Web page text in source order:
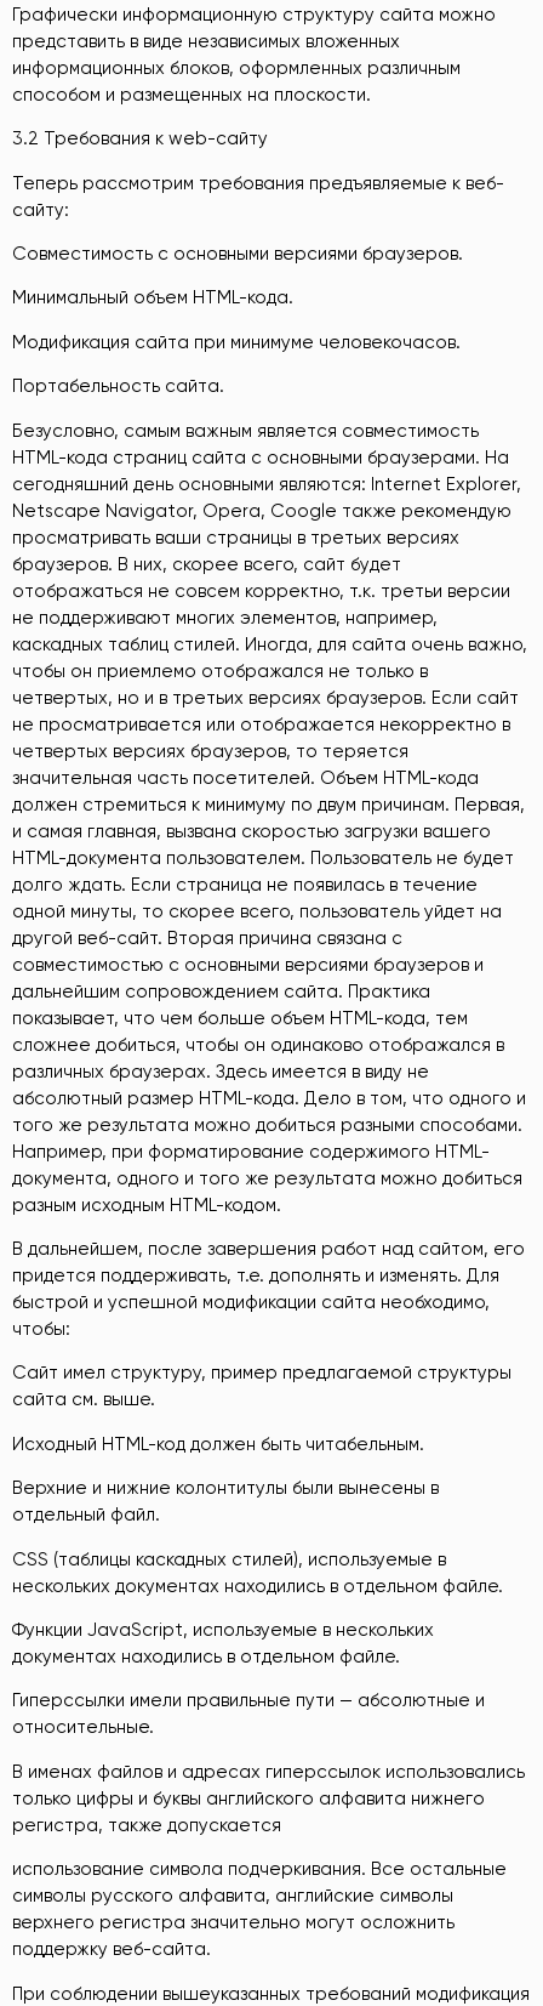
Графически информационную структуру сайта можно
представить в виде независимых вложенных
информационных блоков, оформленных различным
способом и размещенных на плоскости.
3.2 Требования к web-сайту
Теперь рассмотрим требования предъявляемые к веб-
сайту:
Совместимость с основными версиями браузеров.
Минимальный объем HTML-кода.
Модификация сайта при минимуме человекочасов.
Портабельность сайта.
Безусловно, самым важным является совместимость
HTML-кода страниц сайта с основными браузерами. На
сегодняшний день основными являются: Internet Explorer,
Netscape Navigator, Opera, Coogle также рекомендую
просматривать ваши страницы в третьих версиях
браузеров. В них, скорее всего, сайт будет
отображаться не совсем корректно, т.к. третьи версии
не поддерживают многих элементов, например,
каскадных таблиц стилей. Иногда, для сайта очень важно,
чтобы он приемлемо отображался не только в
четвертых, но и в третьих версиях браузеров. Если сайт
не просматривается или отображается некорректно в
четвертых версиях браузеров, то теряется
значительная часть посетителей. Объем HTML-кода
должен стремиться к минимуму по двум причинам. Первая,
и самая главная, вызвана скоростью загрузки вашего
HTML-документа пользователем. Пользователь не будет
долго ждать. Если страница не появилась в течение
одной минуты, то скорее всего, пользователь уйдет на
другой веб-сайт. Вторая причина связана с
совместимостью с основными версиями браузеров и
дальнейшим сопровождением сайта. Практика
показывает, что чем больше объем HTML-кода, тем
сложнее добиться, чтобы он одинаково отображался в
различных браузерах. Здесь имеется в виду не
абсолютный размер HTML-кода. Дело в том, что одного и
того же результата можно добиться разными способами.
Например, при форматирование содержимого HTML-
документа, одного и того же результата можно добиться
разным исходным HTML-кодом.
В дальнейшем, после завершения работ над сайтом, его
придется поддерживать, т.е. дополнять и изменять. Для
быстрой и успешной модификации сайта необходимо,
чтобы:
Сайт имел структуру, пример предлагаемой структуры
сайта см. выше.
Исходный HTML-код должен быть читабельным.
Верхние и нижние колонтитулы были вынесены в
отдельный файл.
CSS (таблицы каскадных стилей), используемые в
нескольких документах находились в отдельном файле.
Функции JavaScript, используемые в нескольких
документах находились в отдельном файле.
Гиперссылки имели правильные пути — абсолютные и
относительные.
В именах файлов и адресах гиперссылок использовались
только цифры и буквы английского алфавита нижнего
регистра, также допускается
использование символа подчеркивания. Все остальные
символы русского алфавита, английские символы
верхнего регистра значительно могут осложнить
поддержку веб-сайта.
При соблюдении вышеуказанных требований модификация